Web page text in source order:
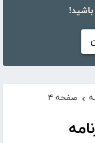
› صفحه ۴